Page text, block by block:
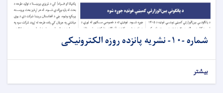
شماره -۱۰- نشريه پانزده روزه الکترونیکی
بیشتر